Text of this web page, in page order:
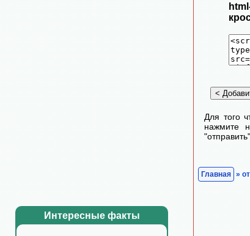
Интересные факты
Для того
нажмите
Главная »